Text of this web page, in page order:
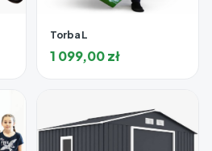
Torba L
1 099,00zł